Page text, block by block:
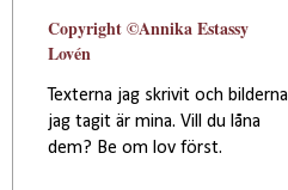
Copyright ©Annika Estassy
Lovén
Texterna jag skrivit och bilderna
jag tagit är mina. Vill du låna
dem? Be om lov först.